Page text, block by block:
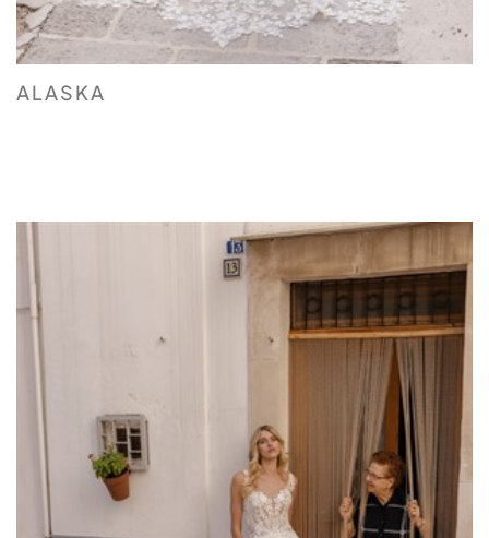
ALASKA